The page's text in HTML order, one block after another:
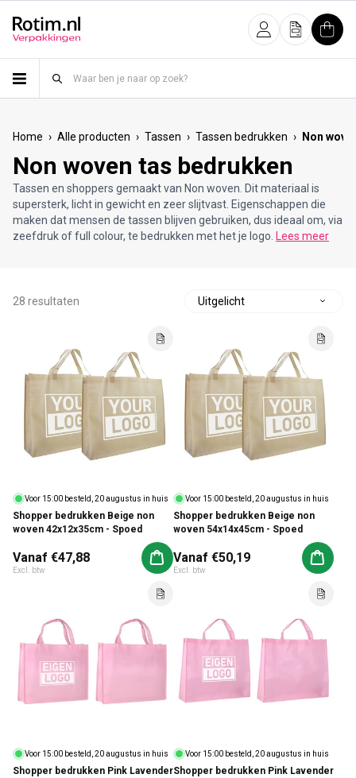
InloggenOfferte
Home › Alle producten › Tassen › Tassen bedrukken › Non
Non woven tas bedrukken
Tassen en shoppers gemaakt van Non woven. Dit materiaal is
supersterk, licht in gewicht en zeer slijtvast. Eigenschappen die
maken dat mensen de tassen blijven gebruiken, dus ideaal om, via
zeefdruk of full colour, te bedrukken met het je logo.
Lees meer
28 resultaten
Voor 15:00 besteld, 20 augustus in huis
Shopper bedrukken Beige non
woven 42x12x35cm - Spoed
Normale prijs
Vanaf €47,88
Excl. btw
Aan winkelwagen toevoegen
Voor 15:00 besteld, 20 augustus in huis
Shopper bedrukken Beige non
woven 54x14x45cm - Spoed
Normale prijs
Vanaf €50,19
Excl. btw
Aan
Voor 15:00 besteld, 20 augustus in huis
Shopper bedrukken Pink Lavender
Voor 15:00 besteld, 20 augustus in huis
Shopper bedrukken Pink Lavender